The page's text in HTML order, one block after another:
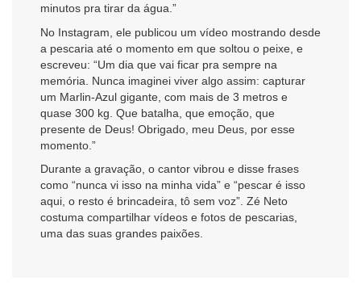
minutos pra tirar da água.”
No Instagram, ele publicou um vídeo mostrando desde
a pescaria até o momento em que soltou o peixe, e
escreveu: “Um dia que vai ficar pra sempre na
memória. Nunca imaginei viver algo assim: capturar
um Marlin-Azul gigante, com mais de 3 metros e
quase 300 kg. Que batalha, que emoção, que
presente de Deus! Obrigado, meu Deus, por esse
momento.”
Durante a gravação, o cantor vibrou e disse frases
como “nunca vi isso na minha vida” e “pescar é isso
aqui, o resto é brincadeira, tô sem voz”. Zé Neto
costuma compartilhar vídeos e fotos de pescarias,
uma das suas grandes paixões.